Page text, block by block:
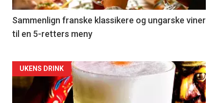
5
Sammenlign franske klassikere og ungarske viner
til en 5-retters meny
Forsiden
akkurat
UKENS DRINK